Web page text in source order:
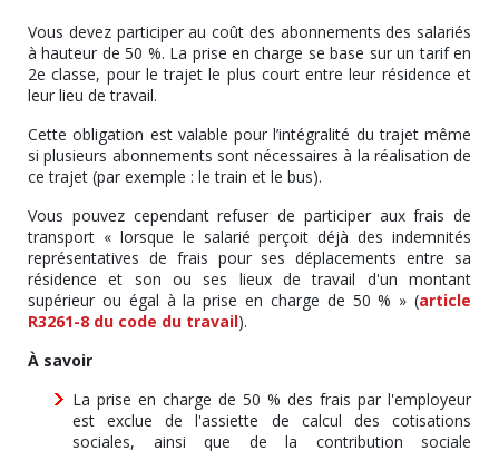
Vous devez participer au coût des abonnements des salariés
à hauteur de 50 %. La prise en charge se base sur un tarif en
2e classe, pour le trajet le plus court entre leur résidence et
leur lieu de travail.
Cette obligation est valable pour l’intégralité du trajet même
si plusieurs abonnements sont nécessaires à la réalisation de
ce trajet (par exemple : le train et le bus).
Vous pouvez cependant refuser de participer aux frais de
transport « lorsque le salarié perçoit déjà des indemnités
représentatives de frais pour ses déplacements entre sa
résidence et son ou ses lieux de travail d'un montant
supérieur ou égal à la prise en charge de 50 % » (article
R3261-8 du code du travail).
À savoir
La prise en charge de 50 % des frais par l'employeur
est exclue de l'assiette de calcul des cotisations
sociales, ainsi que de la contribution sociale